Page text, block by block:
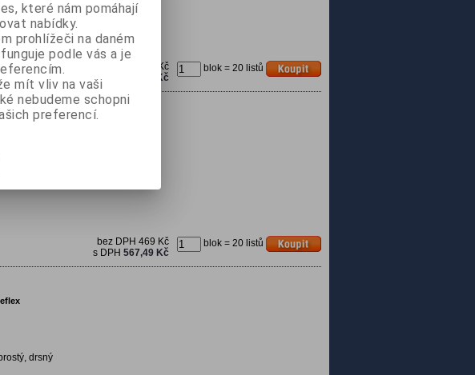
drsný
blok = 20 listů
801 Kč
s DPH
969,21 Kč
blok = 20 listů
bez DPH 469 Kč
s DPH 567,49 Kč
drsný
které nám pomáhají
nabídky.
prohlížeči na daném
podle vás a je
mít vliv na vaši
nebudeme schopni
preferencí.